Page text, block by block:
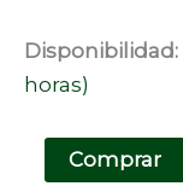
Disponibilidad:
horas)
Comprar